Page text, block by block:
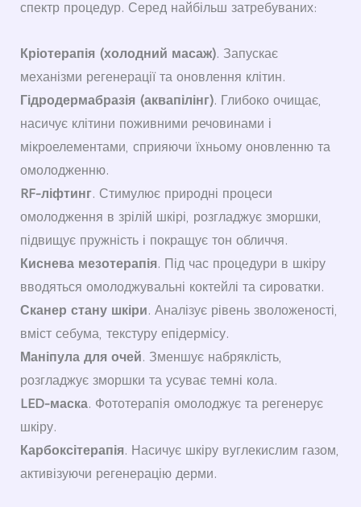
спектр процедур. Серед найбільш затребуваних:
Кріотерапія (холодний масаж). Запускає
механізми регенерації та оновлення клітин.
Гідродермабразія (аквапілінг). Глибоко очищає,
насичує клітини поживними речовинами і
мікроелементами, сприяючи їхньому оновленню та
омолодженню.
RF-ліфтинг. Стимулює природні процеси
омолодження в зрілій шкірі, розгладжує зморшки,
підвищує пружність і покращує тон обличчя.
Киснева мезотерапія. Під час процедури в шкіру
вводяться омолоджувальні коктейлі та сироватки.
Сканер стану шкіри. Аналізує рівень зволоженості,
вміст себума, текстуру епідермісу.
Маніпула для очей. Зменшує набряклість,
розгладжує зморшки та усуває темні кола.
LED-маска. Фототерапія омолоджує та регенерує
шкіру.
Карбоксітерапія. Насичує шкіру вуглекислим газом,
активізуючи регенерацію дерми.